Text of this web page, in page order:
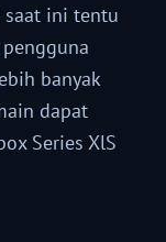
saat ini tentu
banyak
dapat
Series XlS